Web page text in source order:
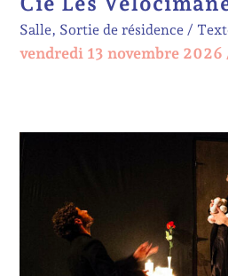
Salle, Sortie de résidence
vendredi 13 novembre